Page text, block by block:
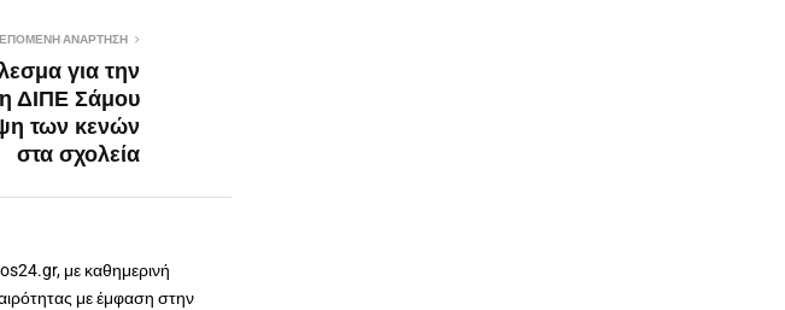
ΕΠΌΜΕΝΗ ΑΝΆΡΤΗΣΗ
για την
ΔΙΠΕ Σάμου
των κενών
στα σχολεία
με καθημερινή
με έμφαση στην